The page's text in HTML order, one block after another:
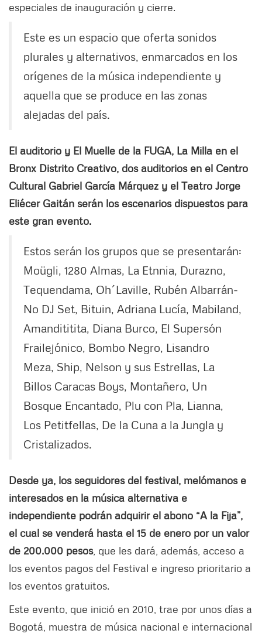
especiales de inauguración y cierre.
Este es un espacio que oferta sonidos
plurales y alternativos, enmarcados en los
orígenes de la música independiente y
aquella que se produce en las zonas
alejadas del país.
El auditorio y El Muelle de la FUGA, La Milla en el
Bronx Distrito Creativo, dos auditorios en el Centro
Cultural Gabriel García Márquez y el Teatro Jorge
Eliécer Gaitán serán los escenarios dispuestos para
este gran evento.
Estos serán los grupos que se presentarán:
Moügli, 1280 Almas, La Etnnia, Durazno,
Tequendama, Oh´Laville, Rubén Albarrán-
No DJ Set, Bituin, Adriana Lucía, Mabiland,
Amandititita, Diana Burco, El Supersón
Frailejónico, Bombo Negro, Lisandro
Meza, Ship, Nelson y sus Estrellas, La
Billos Caracas Boys, Montañero, Un
Bosque Encantado, Plu con Pla, Lianna,
Los Petitfellas, De la Cuna a la Jungla y
Cristalizados.
Desde ya, los seguidores del festival, melómanos e
interesados en la música alternativa e
independiente podrán adquirir el abono “A la Fija”,
el cual se venderá hasta el 15 de enero por un valor
de 200.000 pesos, que les dará, además, acceso a
los eventos pagos del Festival e ingreso prioritario a
los eventos gratuitos.
Este evento, que inició en 2010, trae por unos días a
Bogotá, muestra de música nacional e internacional